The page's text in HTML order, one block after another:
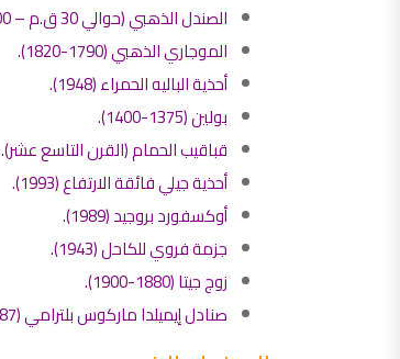
الصندل الذهبي (حوالي 30 ق.م – 300 م).
الموجاري الذهبي (1790-1820).
أحذية الباليه الحمراء (1948).
بولين (1375-1400).
قباقيب الحمام (القرن التاسع عشر).
أحذية جيلي فائقة الارتفاع (1993).
أوكسفورد بروجيد (1989).
جزمة فروي للكاحل (1943).
زوج جيتا (1880-1900).
صنادل إيميلدا ماركوس بلترامي (1987-92).